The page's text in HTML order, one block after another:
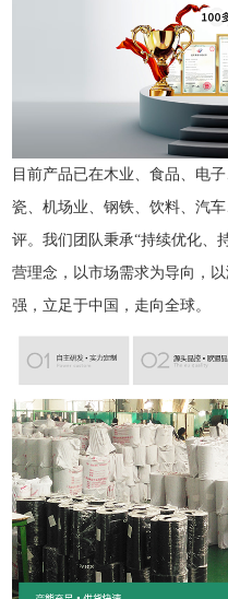
目前产品已在木业、食品、电
瓷、机场业、钢铁、饮料、汽
评。我们团队秉承“持续优化、
营理念，以市场需求为导向，
强，立足于中国，走向全球。